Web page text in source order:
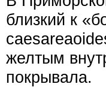
близкий к
желтым
покрывала.